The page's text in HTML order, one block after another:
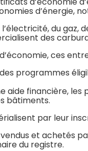
d’énergie,
du gaz,
des
ces
programmes
aide financière,
bâtiments.
par leur
et achetés
du registre.